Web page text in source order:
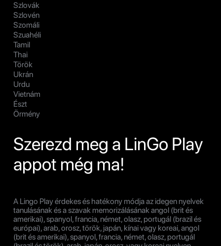
Szlovák
Szlovén
Szomáli
Szuahéli
Tamil
Thai
Török
Ukrán
Urdu
Vietnám
Észt
Örmény
Szerezd meg a LinGo Play
appot még ma!
A Lingo Play érdekes és hatékony módja az idegen nyelvek
tanulásának és a szavak memorizálásának angol (brit és
amerikai), spanyol, francia, német, olasz, portugál (brazil és
európai), arab, orosz, török, japán, kínai vagy koreai, angol
(brit és amerikai), spanyol, francia, német, olasz, portugál